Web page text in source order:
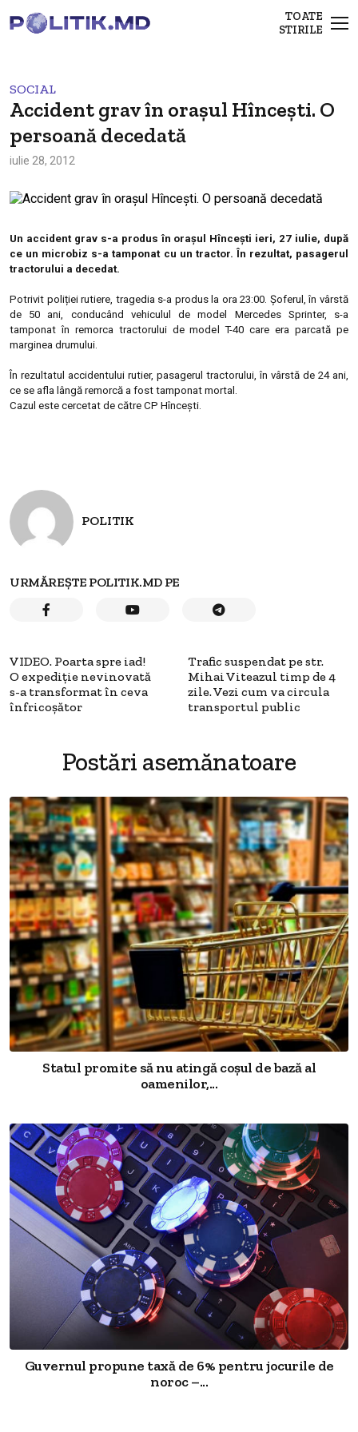
TOATE
STIRILE
SOCIAL
Accident grav în oraşul Hînceşti. O
persoană decedată
iulie 28, 2012
Un accident grav s-a produs în oraşul Hînceşti ieri, 27 iulie, după
ce un microbiz s-a tamponat cu un tractor. În rezultat, pasagerul
tractorului a decedat.
Potrivit poliției rutiere, tragedia s-a produs la ora 23:00. Șoferul, în vârstă
de 50 ani, conducând vehiculul de model Mercedes Sprinter, s-a
tamponat în remorca tractorului de model T-40 care era parcată pe
marginea drumului.
În rezultatul accidentului rutier, pasagerul tractorului, în vârstă de 24 ani,
ce se afla lângă remorcă a fost tamponat mortal.
Cazul este cercetat de către CP Hînceşti.
POLITIK
URMĂREȘTE POLITIK.MD PE
VIDEO. Poarta spre iad!
O expediţie nevinovată
s-a transformat în ceva
înfricoşător
Trafic suspendat pe str.
Mihai Viteazul timp de 4
zile. Vezi cum va circula
transportul public
Postări asemănatoare
Statul promite să nu atingă coșul de bază al
oamenilor,...
Guvernul propune taxă de 6% pentru jocurile de
noroc –...